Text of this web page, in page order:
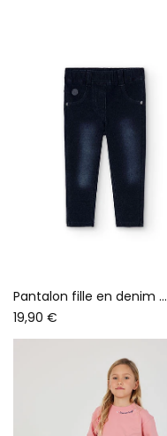
Pantalon fille en denim bleu foncé
19,90 €